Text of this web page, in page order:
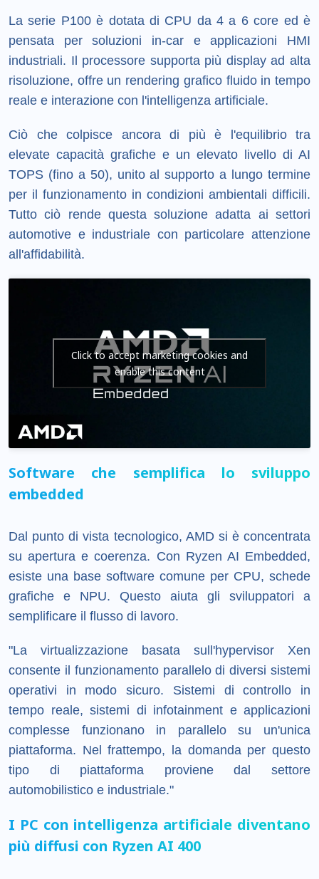
La serie P100 è dotata di CPU da 4 a 6 core ed è
pensata per soluzioni in-car e applicazioni HMI
industriali. Il processore supporta più display ad alta
risoluzione, offre un rendering grafico fluido in tempo
reale e interazione con l'intelligenza artificiale.
Ciò che colpisce ancora di più è l'equilibrio tra
elevate capacità grafiche e un elevato livello di AI
TOPS (fino a 50), unito al supporto a lungo termine
per il funzionamento in condizioni ambientali difficili.
Tutto ciò rende questa soluzione adatta ai settori
automotive e industriale con particolare attenzione
all'affidabilità.
Click to accept marketing cookies and
enable this content
Software che semplifica lo sviluppo
embedded
Dal punto di vista tecnologico, AMD si è concentrata
su apertura e coerenza. Con Ryzen AI Embedded,
esiste una base software comune per CPU, schede
grafiche e NPU. Questo aiuta gli sviluppatori a
semplificare il flusso di lavoro.
"La virtualizzazione basata sull'hypervisor Xen
consente il funzionamento parallelo di diversi sistemi
operativi in ​​modo sicuro. Sistemi di controllo in
tempo reale, sistemi di infotainment e applicazioni
complesse funzionano in parallelo su un'unica
piattaforma. Nel frattempo, la domanda per questo
tipo di piattaforma proviene dal settore
automobilistico e industriale."
I PC con intelligenza artificiale diventano
più diffusi con Ryzen AI 400